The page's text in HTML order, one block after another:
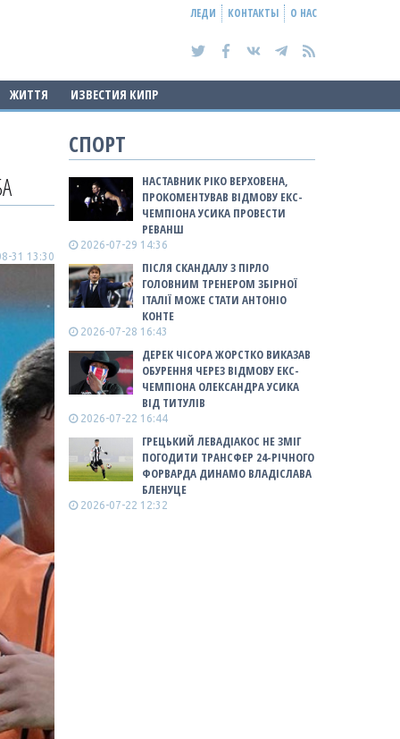
ЛЕДИ КОНТАКТЫ О НАС
ЖИТТЯ ИЗВЕСТИЯ КИПР
31 13:30
СПОРТ
НАСТАВНИК РІКО ВЕРХОВЕНА,
ПРОКОМЕНТУВАВ ВІДМОВУ ЕКС-
ЧЕМПІОНА УСИКА ПРОВЕСТИ
РЕВАНШ
2026-07-29 14:36
ПІСЛЯ СКАНДАЛУ З ПІРЛО
ГОЛОВНИМ ТРЕНЕРОМ ЗБІРНОЇ
ІТАЛІЇ МОЖЕ СТАТИ АНТОНІО
КОНТЕ
2026-07-28 16:43
ДЕРЕК ЧІСОРА ЖОРСТКО ВИКАЗАВ
ОБУРЕННЯ ЧЕРЕЗ ВІДМОВУ ЕКС-
ЧЕМПІОНА ОЛЕКСАНДРА УСИКА
ВІД ТИТУЛІВ
2026-07-22 16:44
ГРЕЦЬКИЙ ЛЕВАДІАКОС НЕ ЗМІГ
ПОГОДИТИ ТРАНСФЕР 24-РІЧНОГО
ФОРВАРДА ДИНАМО ВЛАДІСЛАВА
БЛЕНУЦЕ
2026-07-22 12:32